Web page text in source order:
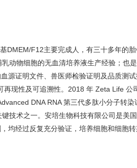
DMEM/F12主要完成人，有三十多年的
动物细胞的无血清培养液生产经验；也是
源证明文件、兽医师检验证明及品质测
现性及可追溯性。2018 年 Zeta Life 公
DNA RNA 第三代多肽小分子转
技术之一。安培生物科技有限公司是美
均经过反复充分验证，培养细胞和细胞